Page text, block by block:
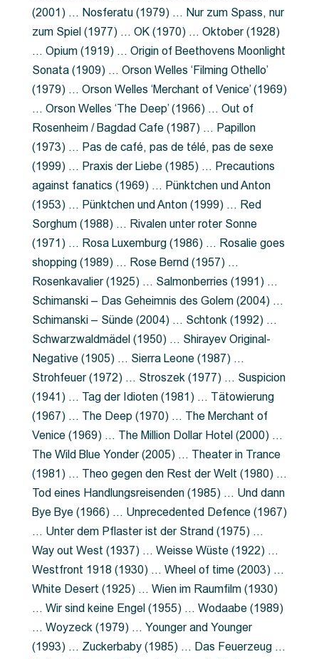
(2001) … Nosferatu (1979) … Nur zum Spass, nur
zum Spiel (1977) … OK (1970) … Oktober (1928)
… Opium (1919) … Origin of Beethovens Moonlight
Sonata (1909) … Orson Welles ‘Filming Othello’
(1979) … Orson Welles ‘Merchant of Venice’ (1969)
… Orson Welles ‘The Deep’ (1966) … Out of
Rosenheim / Bagdad Cafe (1987) … Papillon
(1973) … Pas de café, pas de télé, pas de sexe
(1999) … Praxis der Liebe (1985) … Precautions
against fanatics (1969) … Pünktchen und Anton
(1953) … Pünktchen und Anton (1999) … Red
Sorghum (1988) … Rivalen unter roter Sonne
(1971) … Rosa Luxemburg (1986) … Rosalie goes
shopping (1989) … Rose Bernd (1957) …
Rosenkavalier (1925) … Salmonberries (1991) …
Schimanski – Das Geheimnis des Golem (2004) …
Schimanski – Sünde (2004) … Schtonk (1992) …
Schwarzwaldmädel (1950) … Shirayev Original-
Negative (1905) … Sierra Leone (1987) …
Strohfeuer (1972) … Stroszek (1977) … Suspicion
(1941) … Tag der Idioten (1981) … Tätowierung
(1967) … The Deep (1970) … The Merchant of
Venice (1969) … The Million Dollar Hotel (2000) …
The Wild Blue Yonder (2005) … Theater in Trance
(1981) … Theo gegen den Rest der Welt (1980) …
Tod eines Handlungsreisenden (1985) … Und dann
Bye Bye (1966) … Unprecedented Defence (1967)
… Unter dem Pflaster ist der Strand (1975) …
Way out West (1937) … Weisse Wüste (1922) …
Westfront 1918 (1930) … Wheel of time (2003) …
White Desert (1925) … Wien im Raumfilm (1930)
… Wir sind keine Engel (1955) … Wodaabe (1989)
… Woyzeck (1979) … Younger and Younger
(1993) … Zuckerbaby (1985) … Das Feuerzeug …